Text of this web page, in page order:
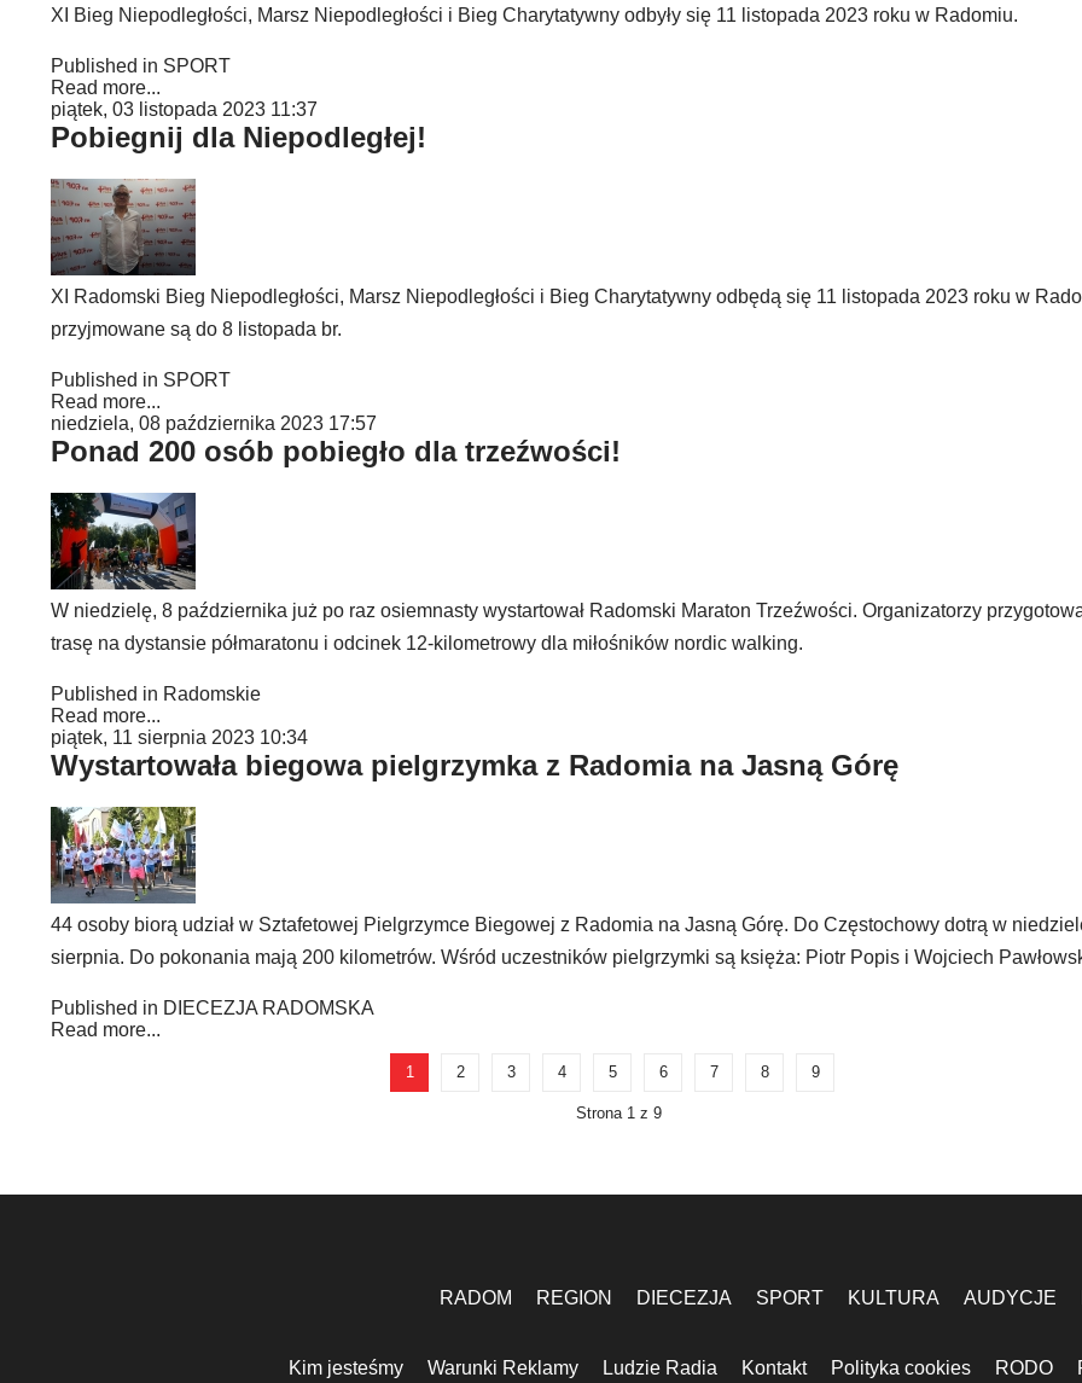
XI Bieg Niepodległości, Marsz Niepodległości i Bieg Charytatywny odbyły się 11 listopada 2023 roku w Radomiu.
Published in SPORT
Read more...
piątek, 03 listopada 2023 11:37
Pobiegnij dla Niepodległej!
XI Radomski Bieg Niepodległości, Marsz Niepodległości i Bieg Charytatywny odbędą się 11 listopada 2023 roku w
przyjmowane są do 8 listopada br.
Published in SPORT
Read more...
niedziela, 08 października 2023 17:57
Ponad 200 osób pobiegło dla trzeźwości!
W niedzielę, 8 października już po raz osiemnasty wystartował Radomski Maraton Trzeźwości. Organizatorzy
trasę na dystansie półmaratonu i odcinek 12-kilometrowy dla miłośników nordic walking.
Published in Radomskie
Read more...
piątek, 11 sierpnia 2023 10:34
Wystartowała biegowa pielgrzymka z Radomia na Jasną Górę
44 osoby biorą udział w Sztafetowej Pielgrzymce Biegowej z Radomia na Jasną Górę. Do Częstochowy dotrą w
sierpnia. Do pokonania mają 200 kilometrów. Wśród uczestników pielgrzymki są księża: Piotr Popis i Wojciech
Published in DIECEZJA RADOMSKA
Read more...
1 2 3 4 5 6 7 8 9
Strona 1 z 9
RADOM REGION DIECEZJA SPORT KULTURA AUDYCJE
Kim jesteśmy Warunki Reklamy Ludzie Radia Kontakt Polityka cookies RODO